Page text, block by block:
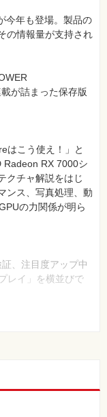
今年も登場。製品の
の情報量が支持され
が詰まった保存版
はこう使え！」と
Radeon RX 7000シ
クチャ解説をはじ
ンス、写真処理、動
の力関係が明ら
、注目度アップ中
レイ」を横並びで
サイズの「ミニ
PCが完成するまで